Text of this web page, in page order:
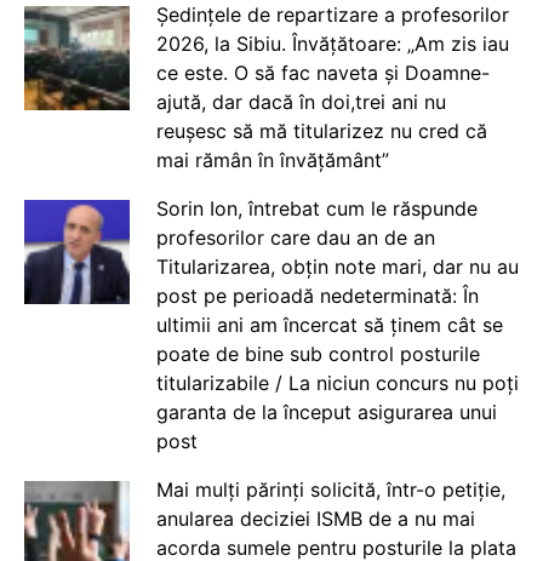
Ședințele de repartizare a profesorilor
2026, la Sibiu. Învățătoare: „Am zis iau
ce este. O să fac naveta și Doamne-
ajută, dar dacă în doi,trei ani nu
reușesc să mă titularizez nu cred că
mai rămân în învățământ”
Sorin Ion, întrebat cum le răspunde
profesorilor care dau an de an
Titularizarea, obțin note mari, dar nu au
post pe perioadă nedeterminată: În
ultimii ani am încercat să ținem cât se
poate de bine sub control posturile
titularizabile / La niciun concurs nu poți
garanta de la început asigurarea unui
post
Mai mulți părinți solicită, într-o petiție,
anularea deciziei ISMB de a nu mai
acorda sumele pentru posturile la plata